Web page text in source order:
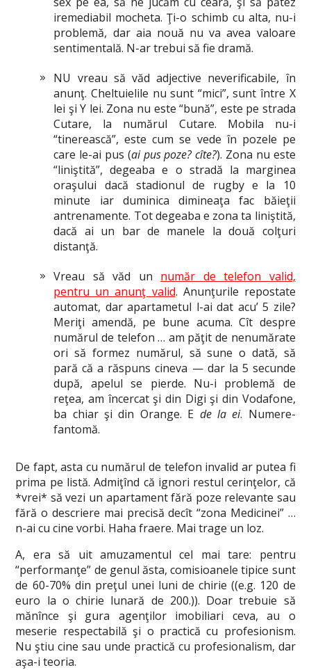
iremediabil mocheta. Ţi-o schimb cu alta, nu-i
problemă, dar aia nouă nu va avea valoare
sentimentală. N-ar trebui să fie dramă.
NU vreau să văd adjective neverificabile, în
anunţ. Cheltuielile nu sunt “mici”, sunt între X
lei şi Y lei. Zona nu este “bună”, este pe strada
Cutare, la numărul Cutare. Mobila nu-i
“tinerească”, este cum se vede în pozele pe
care le-ai pus (ai pus poze? cîte?). Zona nu este
“liniştită”, degeaba e o stradă la marginea
oraşului dacă stadionul de rugby e la 10
minute iar duminica dimineaţa fac băieţii
antrenamente. Tot degeaba e zona ta liniştită,
dacă ai un bar de manele la două colţuri
distanţă.
Vreau să văd un număr de telefon valid,
pentru un anunţ valid. Anunţurile repostate
automat, dar apartametul l-ai dat acu’ 5 zile?
Meriţi amendă, pe bune acuma. Cît despre
numărul de telefon … am păţit de nenumărate
ori să formez numărul, să sune o dată, să
pară că a răspuns cineva — dar la 5 secunde
după, apelul se pierde. Nu-i problemă de
reţea, am încercat şi din Digi şi din Vodafone,
ba chiar şi din Orange. E de la ei. Numere-
fantomă.
De fapt, asta cu numărul de telefon invalid ar putea fi
prima pe listă. Admiţînd că ignori restul cerinţelor, că
*vrei* să vezi un apartament fără poze relevante sau
fără o descriere mai precisă decît “zona Medicinei” …
n-ai cu cine vorbi. Haha fraere. Mai trage un loz.
A, era să uit amuzamentul cel mai tare: pentru
“performanţe” de genul ăsta, comisioanele tipice sunt
de 60-70% din preţul unei luni de chirie ((e.g. 120 de
euro la o chirie lunară de 200.)). Doar trebuie să
mănînce şi gura agenţilor imobiliari ceva, au o
meserie respectabilă şi o practică cu profesionism.
Nu ştiu cine sau unde practică cu profesionalism, dar
aşa-i teoria.